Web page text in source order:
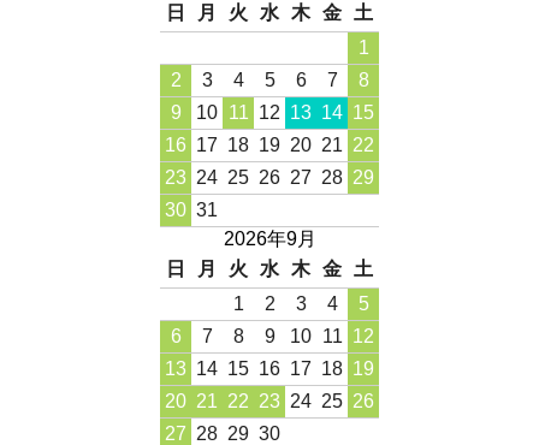
日
月 火 水 木 金
土
1
2
3 4 5 6 7
8
9
10 11 12 13 14 15
16 17 18 19 20 21 22
23 24 25 26 27 28 29
30 31
2026年9月
日
月 火 水 木 金
土
1
2 3 4
5
6
7 8 9 10 11 12
13 14 15 16 17 18 19
20 21 22 23 24 25 26
27 28 29 30